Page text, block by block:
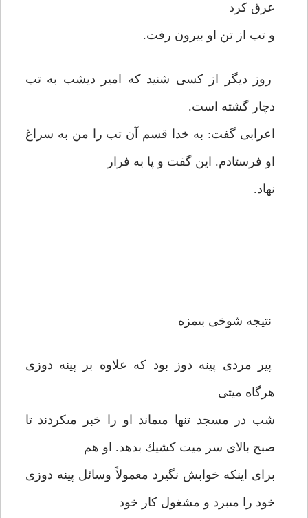
عرق كرد
و تب از تن او بيرون رفت.
روز ديگر از كسى شنيد كه امير ديشب به تب
دچار گشته است.
اعرابى گفت: به خدا قسم آن تب را من به سراغ
او فرستادم. اين گفت و پا به فرار
نهاد.
نتيجه شوخى بى‏مزه
پير مردى پينه دوز بود كه علاوه بر پينه دوزى
هرگاه ميتى
شب در مسجد تنها مى‏ماند او را خبر مى‏كردند تا
صبح بالاى سر ميت كشيك بدهد. او هم
براى اينكه خوابش نگيرد معمولاً وسائل پينه دوزى
خود را مى‏برد و مشغول كار خود